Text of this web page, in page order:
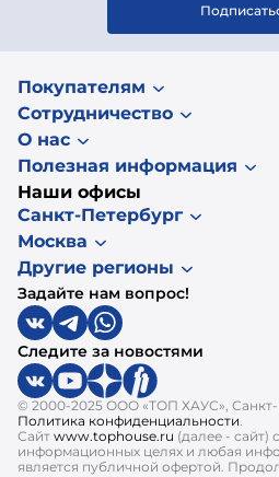
Покупателям
Сотрудничество
О нас
Полезная информация
Наши офисы
Санкт-Петербург
Москва
Другие регионы
Задайте нам вопрос!
Следите за новостями
© 2000-2025 ООО «ТОП ХАУС», Санкт-
Политика конфиденциальности.
Сайт www.tophouse.ru (далее - сайт)
информационных целях и любая
является публичной офертой.